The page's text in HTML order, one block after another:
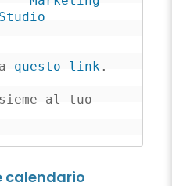
questo link.
al tuo
calendario